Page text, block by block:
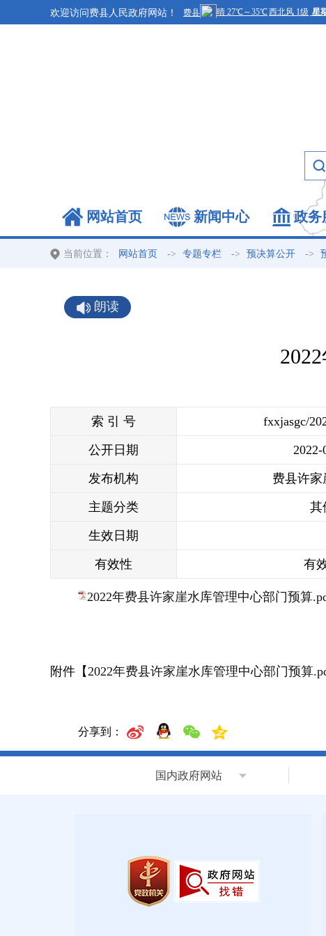
欢迎访问费县人民政府网站！
网站首页 新闻中心 政务
当前位置： 网站首页 -> 专题专栏 -> 预决算公开 ->
朗读
索 引 号 fxxjasgc/
公开日期 2022-
发布机构 费县许家
主题分类 其
生效日期
有效性 有
2022年费县许家崖水库管理中心部门预算
附件【2022年费县许家崖水库管理中心部门预算
分享到：
国内政府网站